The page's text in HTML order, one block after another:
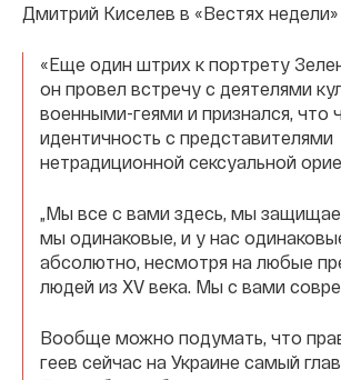
Дмитрий Киселев в «Вестях недели»
«Еще один штрих к портрету
он провел встречу с деятелями
военными-геями и признался, что
идентичность с представителями
нетрадиционной сексуальной
„Мы все с вами здесь, мы
мы одинаковые, и у нас
абсолютно, несмотря на любые
людей из XV века. Мы с вами
Вообще можно подумать, что
геев сейчас на Украине самый